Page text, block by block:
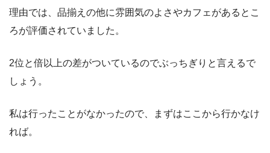
理由では、品揃えの他に雰囲気のよさやカフェがあるとこ
ろが評価されていました。
2位と倍以上の差がついているのでぶっちぎりと言えるで
しょう。
私は行ったことがなかったので、まずはここから行かなけ
れば。